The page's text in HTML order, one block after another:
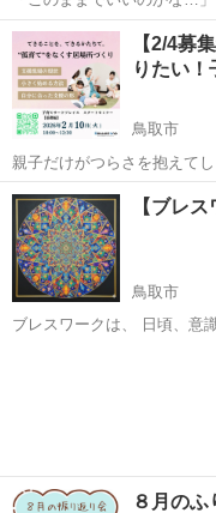
関わりにモヤモヤ ・ついイライラしてしまう ・自分の気持ちがよく分
鳥取 米子市 その他
【2/4募
りたい
鳥取市
親子だけがつらさを抱えて
止できないだろうか。 その一心で母親のための居場所づくりを始めて
15年。「ほっこり〜の」は
しています。 「笑顔...
鳥取 鳥取市 その他
【ブレ
鳥取市
ブレスワークは、 日頃、意
８月のふ